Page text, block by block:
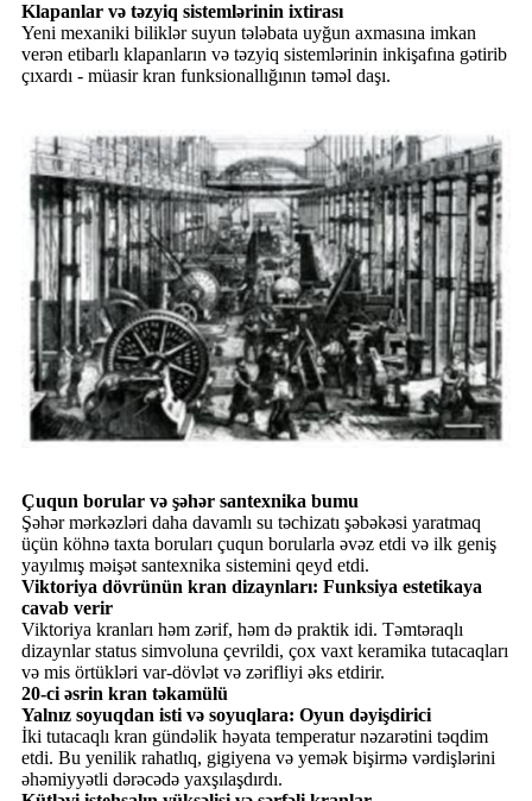
Klapanlar və təzyiq sistemlərinin ixtirası
Yeni mexaniki biliklər suyun tələbata uyğun axmasına imkan
verən etibarlı klapanların və təzyiq sistemlərinin inkişafına gətirib
çıxardı - müasir kran funksionallığının təməl daşı.
Çuqun borular və şəhər santexnika bumu
Şəhər mərkəzləri daha davamlı su təchizatı şəbəkəsi yaratmaq
üçün köhnə taxta boruları çuqun borularla əvəz etdi və ilk geniş
yayılmış məişət santexnika sistemini qeyd etdi.
Viktoriya dövrünün kran dizaynları: Funksiya estetikaya
cavab verir
Viktoriya kranları həm zərif, həm də praktik idi. Təmtəraqlı
dizaynlar status simvoluna çevrildi, çox vaxt keramika tutacaqları
və mis örtükləri var-dövlət və zərifliyi əks etdirir.
20-ci əsrin kran təkamülü
Yalnız soyuqdan isti və soyuqlara: Oyun dəyişdirici
İki tutacaqlı kran gündəlik həyata temperatur nəzarətini təqdim
etdi. Bu yenilik rahatlıq, gigiyena və yemək bişirmə vərdişlərini
əhəmiyyətli dərəcədə yaxşılaşdırdı.